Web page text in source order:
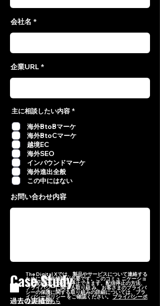
会社名
企業URL
主に相談したい内容 *
海外BtoBマーケ
海外BtoCマーケ
越境EC
海外SEO
インバウンドマーケ
海外進出全般
この中にはない
お問い合わせ内容
The Digital Xでは、製品やサービスについて連絡する
ために連絡先情報が必要です。このコミュ ニケーショ
ンの配信はいつでも停止できます。配信停止の方法、
プライバシーに関する取り組 み、お客さまのプライバ
シーの保護に関する取り組みの詳細については、プラ
イバシーボリシー をご確認ください。 プライバシーポ
リシーはこちら
Case Study
過去の実績例